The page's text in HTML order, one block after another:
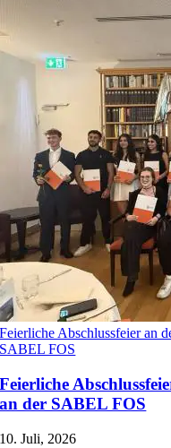
Feierliche Abschlussfeier an
SABEL FOS
Feierliche
an der SABEL FOS
10. Juli, 2026